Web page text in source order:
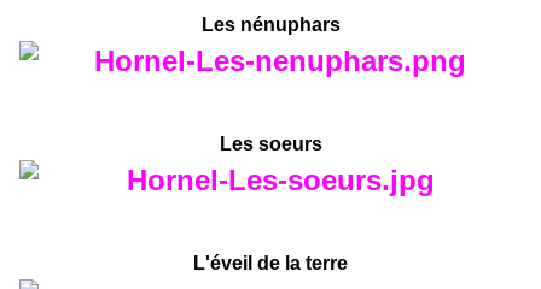
Les nénuphars
Les soeurs
L'éveil de la terre